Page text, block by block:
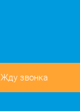
Жду звонка